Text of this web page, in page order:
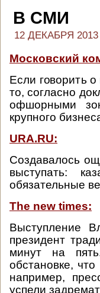
В СМИ
12 ДЕКАБРЯ 2013
Московский
Если говорить
то, согласно
офшорными
крупного
URA.RU:
Cоздавалось
выступать:
обязательные
The new times:
Выступление
президент
минут на
обстановке,
например,
успели